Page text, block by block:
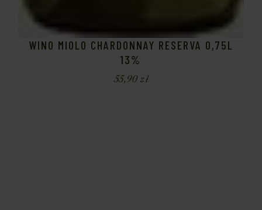
WINO MIOLO CHARDONNAY RESERVA 0,75L
13%
55,90zł